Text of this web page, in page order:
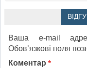
Ваша e-mail
Обов’язкові поля
Коментар *